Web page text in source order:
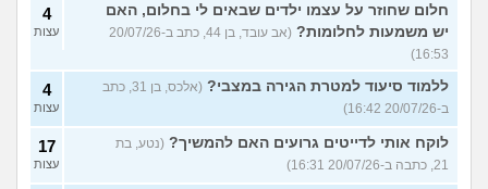
חלום שחוזר על עצמו ילדים שבאים לי בחלום, האם
יש משמעות לחלומות?
(אב עובד, בן 44, כתב ב-20/07/26
16:53)
4
עצות
ללמוד סיעוד למטרת הגירה במצבי?
(אלכס, בן 31, כתב
ב-20/07/26 16:42)
4
עצות
לוקח אותי לדייטים גרועים האם להמשיך? (נטע, בת
21, כתבה ב-20/07/26 16:31)
17
עצות